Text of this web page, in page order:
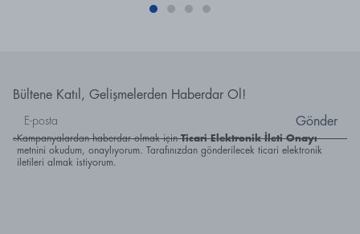
Bültene Katıl, Gelişmelerden Haberdar Ol!
Gönder
Kampanyalardan haberdar olmak için Ticari Elektronik İleti Onayı
metnini okudum, onaylıyorum. Tarafınızdan gönderilecek ticari elektronik
iletileri almak istiyorum.